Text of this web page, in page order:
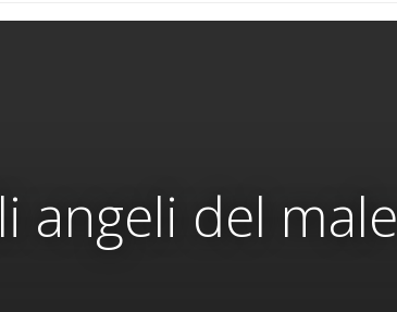
angeli del male